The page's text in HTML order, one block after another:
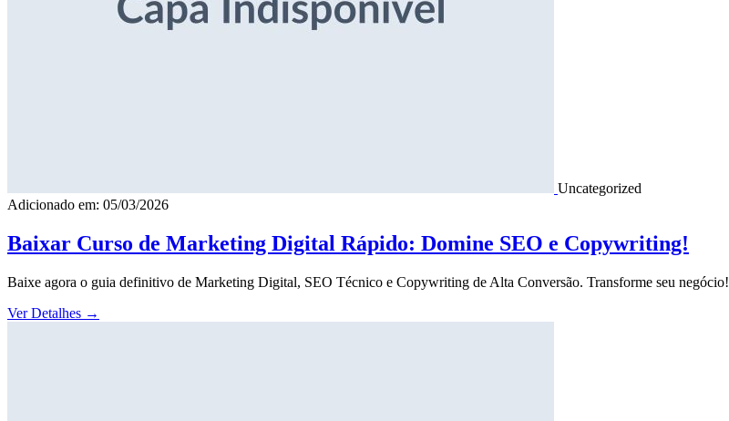
Uncategorized
Adicionado em: 05/03/2026
Baixar Curso de Marketing Digital Rápido: Domine SEO e Copywriting!
Baixe agora o guia definitivo de Marketing Digital, SEO Técnico e Copywriting de Alta Conversão. Transforme seu negócio!
Ver Detalhes →